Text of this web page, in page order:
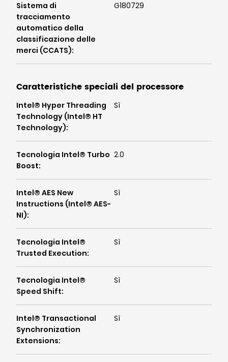
Sistema di
tracciamento
automatico della
classificazione delle
merci (CCATS):
G180729
Caratteristiche speciali del processore
Intel® Hyper Threading
Technology (Intel® HT
Technology):
Sì
Tecnologia Intel® Turbo
Boost:
2.0
Intel® AES New
Instructions (Intel® AES-
NI):
Sì
Tecnologia Intel®
Trusted Execution:
Sì
Tecnologia Intel®
Speed Shift:
Sì
Intel® Transactional
Synchronization
Extensions:
Sì